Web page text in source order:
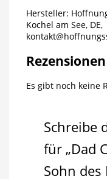
Hersteller:
Kochel am See, DE,
Rezensionen
Es gibt noch keine
Schreibe
für „Dad
Sohn des